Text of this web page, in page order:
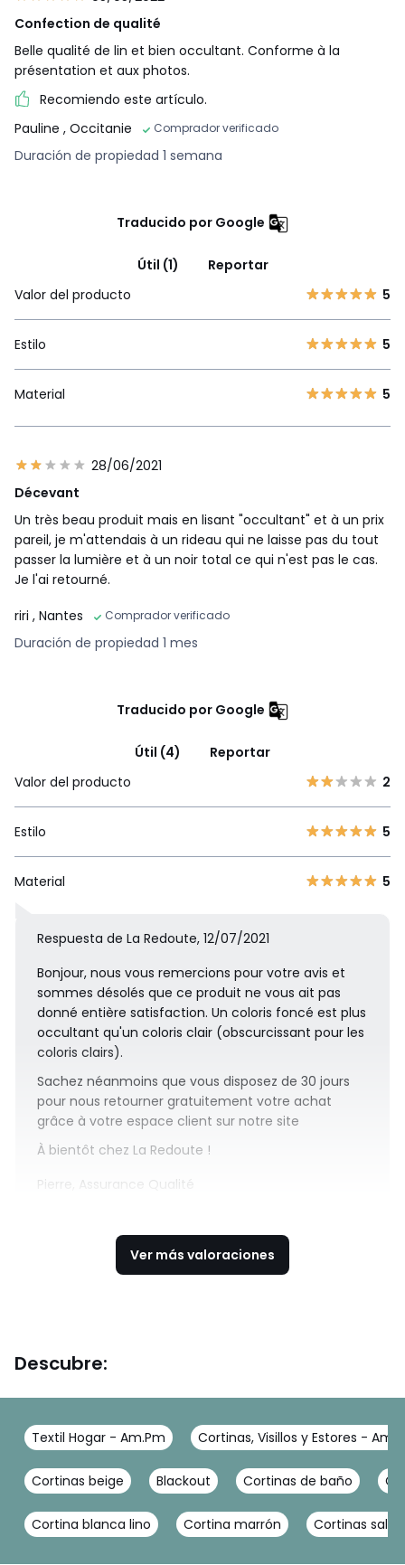
Confection de qualité
Belle qualité de lin et bien occultant. Conforme à la
présentation et aux photos.
Recomiendo este artículo.
Pauline , Occitanie Comprador verificado
Duración de propiedad 1 semana
Traducido por Google
Útil (1)
Reportar
Valor del producto
5
Estilo 5
Material 5
28/06/2021
Décevant
Un très beau produit mais en lisant "occultant" et à un prix
pareil, je m'attendais à un rideau qui ne laisse pas du tout
passer la lumière et à un noir total ce qui n'est pas le cas.
Je l'ai retourné.
riri , Nantes Comprador verificado
Duración de propiedad 1 mes
Traducido por Google
Útil (4)
Reportar
Valor del producto
2
Estilo 5
Material 5
Respuesta de La Redoute, 12/07/2021
Bonjour, nous vous remercions pour votre avis et
sommes désolés que ce produit ne vous ait pas
donné entière satisfaction. Un coloris foncé est plus
occultant qu'un coloris clair (obscurcissant pour les
coloris clairs).
Sachez néanmoins que vous disposez de 30 jours
pour nous retourner gratuitement votre achat
grâce à votre espace client sur notre site
À bientôt chez La Redoute !
Pierre, Assurance Qualité
Ver más valoraciones
Descubre:
Textil Hogar - Am.Pm Cortinas, Visillos y Estores -
Cortinas beige Blackout Cortinas de baño
Cortina blanca lino Cortina marrón Cortinas salon